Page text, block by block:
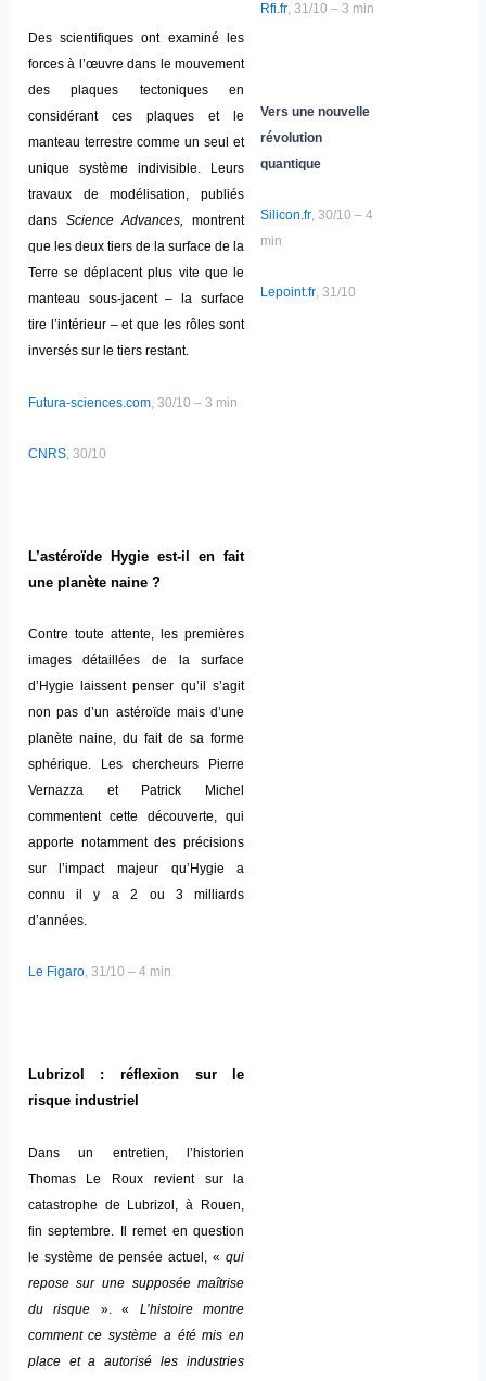
Rfi.fr, 31/10 – 3 min
Vers une nouvelle
révolution
quantique
Silicon.fr, 30/10 – 4
min
Lepoint.fr, 31/10
Des scientifiques ont examiné les
forces à l’œuvre dans le mouvement
des plaques tectoniques en
considérant ces plaques et le
manteau terrestre comme un seul et
unique système indivisible. Leurs
travaux de modélisation, publiés
dans Science Advances,montrent
que les deux tiers de la surface de la
Terre se déplacent plus vite que le
manteau sous-jacent – la surface
tire l’intérieur – et que les rôles sont
inversés sur le tiers restant.
Futura-sciences.com, 30/10 – 3 min
CNRS, 30/10
L’astéroïde Hygie est-il en fait
une planète naine ?
Contre toute attente, les premières
images détaillées de la surface
d’Hygie laissent penser qu’il s’agit
non pas d’un astéroïde mais d’une
planète naine, du fait de sa forme
sphérique. Les chercheurs Pierre
Vernazza et Patrick Michel
commentent cette découverte, qui
apporte notamment des précisions
sur l’impact majeur qu’Hygie a
connu il y a 2 ou 3 milliards
d’années.
Le Figaro, 31/10 – 4 min
Lubrizol : réflexion sur le
risque industriel
Dans un entretien, l’historien
Thomas Le Roux revient sur la
catastrophe de Lubrizol, à Rouen,
fin septembre. Il remet en question
le système de pensée actuel, «qui
repose sur une supposée maîtrise
du risque ». « L’histoire montre
comment ce système a été mis en
place et a autorisé les industries